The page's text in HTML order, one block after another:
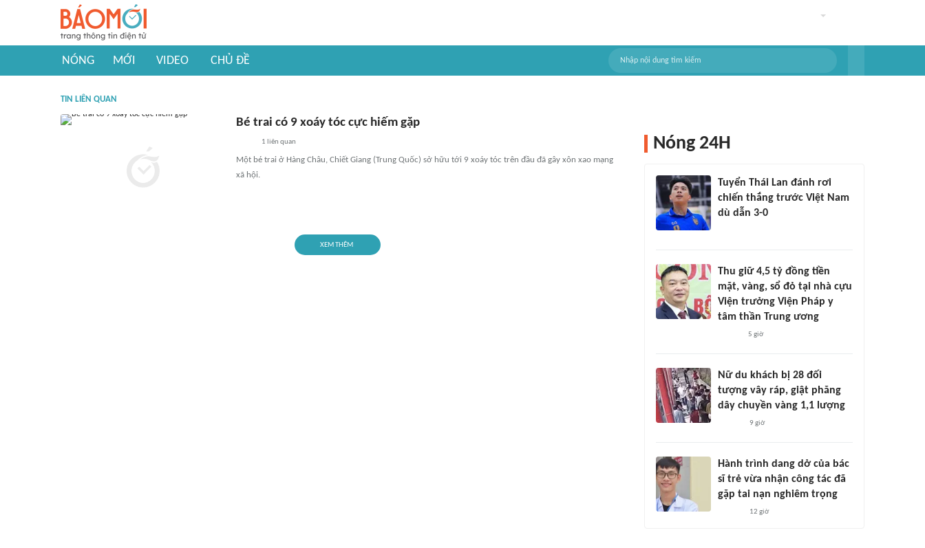
NÓNG MỚI VIDEO CHỦ ĐỀ
TIN LIÊN QUAN
Bé trai có 9 xoáy tóc cực hiếm gặp
1 liên quan
Một bé trai ở Hàng Châu, Chiết Giang (Trung Quốc) sở hữu tới 9 xoáy tóc trên đầu đã gây xôn xao mạng
xã hội.
XEM THÊM
Nóng 24H
Tuyển Thái Lan đánh rơi
chiến thắng trước Việt Nam
dù dẫn 3-0
Thu giữ 4,5 tỷ đồng tiền
mặt, vàng, sổ đỏ tại nhà cựu
Viện trưởng Viện Pháp y
tâm thần Trung ương
5 giờ
Nữ du khách bị 28 đối
tượng vây ráp, giật phăng
dây chuyền vàng 1,1 lượng
9 giờ
Hành trình dang dở của bác
sĩ trẻ vừa nhận công tác đã
gặp tai nạn nghiêm trọng
12 giờ